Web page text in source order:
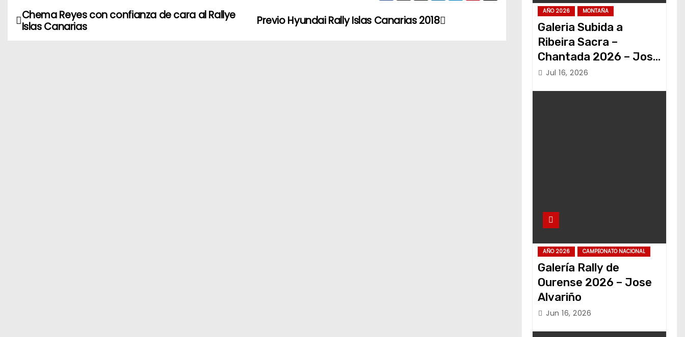
N
Previo Hyundai Rally Islas Canarias 2018
Chema Reyes con confianza de cara al Rallye
Islas Canarias
AÑO 2026 MONTAÑA
Galeria Subida a
Ribeira Sacra –
Chantada 2026 – Jose
Alvariño
Jul 16, 2026
AÑO 2026 CAMPEONATO NACIONAL
Galería Rally de
Ourense 2026 – Jose
Alvariño
Jun 16, 2026